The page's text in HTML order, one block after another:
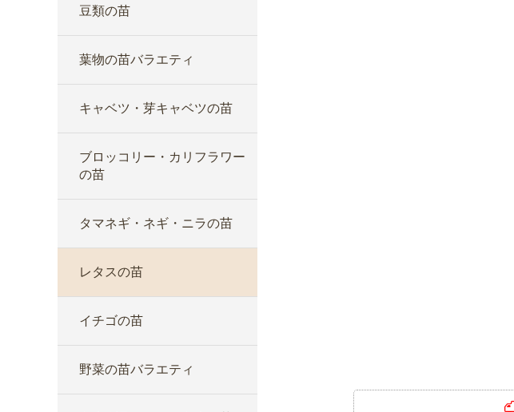
豆類の苗
葉物の苗バラエティ
キャベツ・芽キャベツの苗
ブロッコリー・カリフラワー
の苗
タマネギ・ネギ・ニラの苗
レタスの苗
イチゴの苗
野菜の苗バラエティ